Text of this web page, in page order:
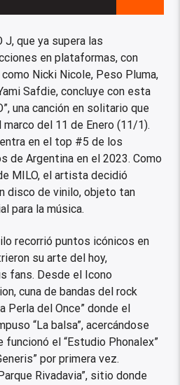
J, que ya supera las
en plataformas, con
Nicki Nicole, Peso Pluma,
Safdie, concluye con esta
una canción en solitario que
del 11 de Enero (11/1).
en el top #5 de los
de Argentina en el 2023. Como
MILO, el artista decidió
disco de vinilo, objeto tan
para la música.
recorrió puntos icónicos en
su arte del hoy,
fans. Desde el Icono
cuna de bandas del rock
Perla del Once” donde el
“La balsa”, acercándose
funcionó el “Estudio Phonalex”
por primera vez.
Rivadavia”, sitio donde